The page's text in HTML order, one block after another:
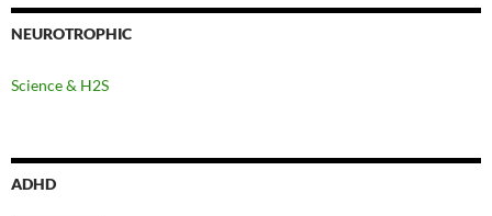
NEUROTROPHIC
Science & H2S
ADHD